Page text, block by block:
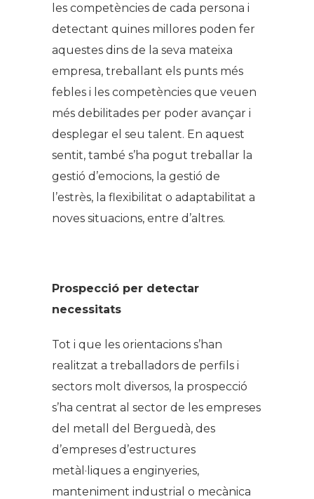
les competències de cada persona i
detectant quines millores poden fer
aquestes dins de la seva mateixa
empresa, treballant els punts més
febles i les competències que veuen
més debilitades per poder avançar i
desplegar el seu talent. En aquest
sentit, també s’ha pogut treballar la
gestió d’emocions, la gestió de
l’estrès, la flexibilitat o adaptabilitat a
noves situacions, entre d’altres.
Prospecció per detectar
necessitats
Tot i que les orientacions s’han
realitzat a treballadors de perfils i
sectors molt diversos, la prospecció
s’ha centrat al sector de les empreses
del metall del Berguedà, des
d’empreses d’estructures
metàl·liques a enginyeries,
manteniment industrial o mecànica